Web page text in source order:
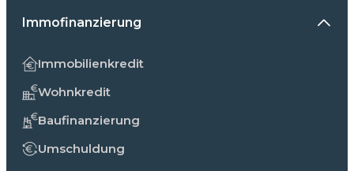
Immofinanzierung
Immobilienkredit
Wohnkredit
Baufinanzierung
Umschuldung